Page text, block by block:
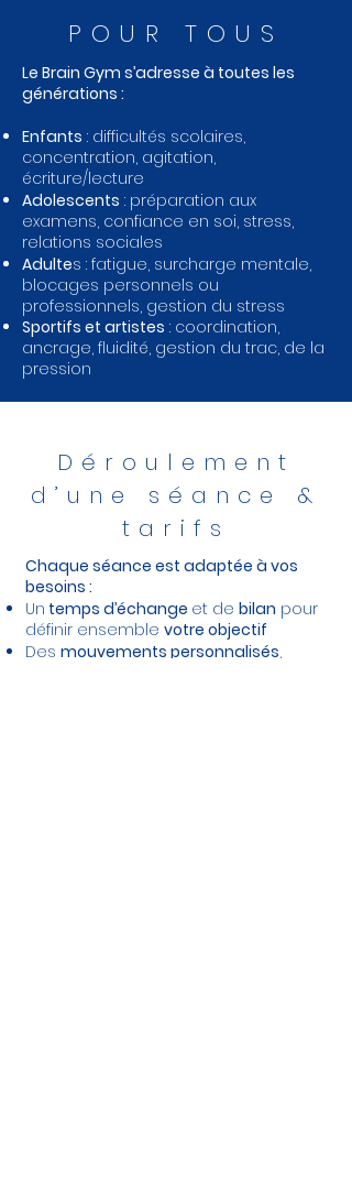
POUR TOUS
Le Brain Gym s’adresse à toutes les
générations :
Enfants : difficultés scolaires,
concentration, agitation,
écriture/lecture
Adolescents : préparation aux
examens, confiance en soi, stress,
relations sociales
Adultes : fatigue, surcharge mentale,
blocages personnels ou
professionnels, gestion du stress
Sportifs et artistes : coordination,
ancrage, fluidité, gestion du trac, de la
pression
Déroulement
d’une séance &
tarifs
Chaque séance est adaptée à vos
besoins :
Un temps d’échange et de bilan pour
définir ensemble votre objectif
Des mouvements personnalisés,